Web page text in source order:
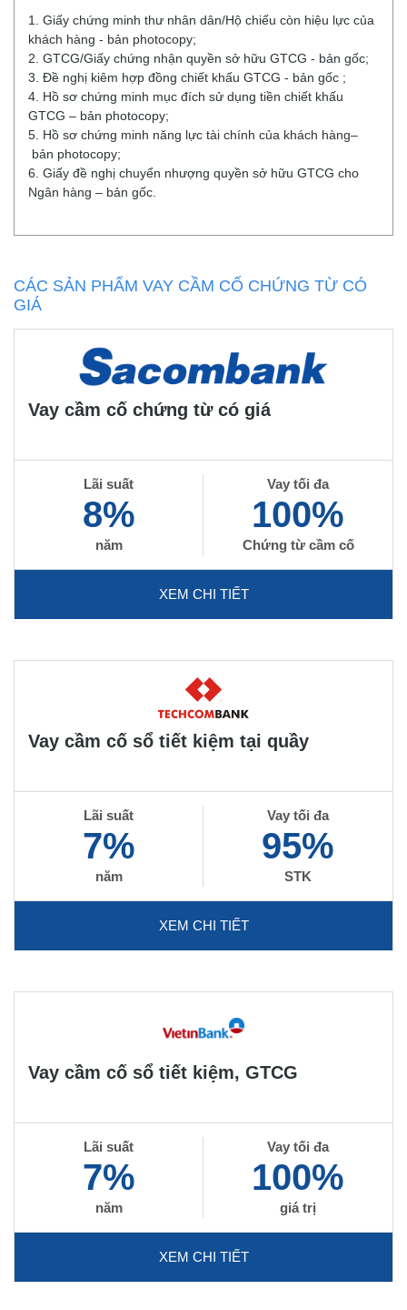
1. Giấy chứng minh thư nhân dân/Hộ chiếu còn hiệu lực của
khách hàng - bản photocopy;
2. GTCG/Giấy chứng nhận quyền sở hữu GTCG - bản gốc;
3. Đề nghị kiêm hợp đồng chiết khấu GTCG - bản gốc ;
4. Hồ sơ chứng minh mục đích sử dụng tiền chiết khấu
GTCG – bản photocopy;
5. Hồ sơ chứng minh năng lực tài chính của khách hàng–
bản photocopy;
6. Giấy đề nghị chuyển nhượng quyền sở hữu GTCG cho
Ngân hàng – bản gốc.
CÁC SẢN PHẨM VAY CẦM CỐ CHỨNG TỪ CÓ
GIÁ
Vay cầm cố chứng từ có giá
Lãi suất
8%
năm
Vay tối đa
100%
Chứng từ cầm cố
XEM CHI TIẾT
Vay cầm cố sổ tiết kiệm tại quầy
Lãi suất
7%
năm
Vay tối đa
95%
STK
XEM CHI TIẾT
Vay cầm cố sổ tiết kiệm, GTCG
Lãi suất
7%
năm
Vay tối đa
100%
giá trị
XEM CHI TIẾT